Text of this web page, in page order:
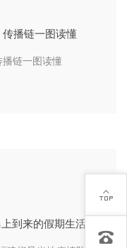
播链一图读懂
链一图读懂
到来的假期生活？